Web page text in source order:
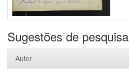
Sugestões de pesquisa
Autor